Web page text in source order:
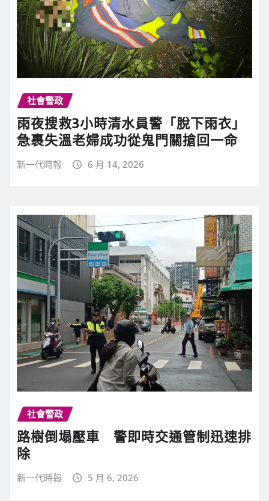
社會警政
雨夜搜救3小時清水員警「脫下雨衣」
急裹失溫老婦成功從鬼門關搶回一命
新一代時報 6 月 14, 2026
社會警政
路樹倒塌壓車 警即時交通管制迅速排
除
新一代時報 5 月 6, 2026